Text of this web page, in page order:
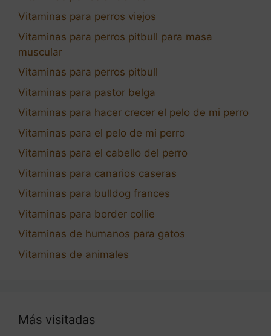
Vitaminas para perros viejos
Vitaminas para perros pitbull para masa
muscular
Vitaminas para perros pitbull
Vitaminas para pastor belga
Vitaminas para hacer crecer el pelo de mi perro
Vitaminas para el pelo de mi perro
Vitaminas para el cabello del perro
Vitaminas para canarios caseras
Vitaminas para bulldog frances
Vitaminas para border collie
Vitaminas de humanos para gatos
Vitaminas de animales
Más visitadas